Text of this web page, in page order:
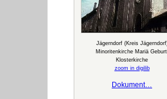
Jägerndorf (Kreis
Minoritenkirche Mariä
Klosterkirche
zoom in digilib
Dokument…